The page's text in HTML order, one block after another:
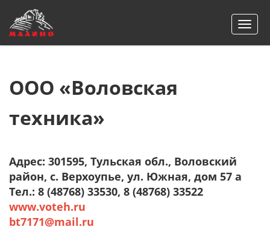
ООО «Воловская
техника»
Адрес: 301595, Тульская обл., Воловский
район, с. Верхоупье, ул. Южная, дом 57 а
Тел.: 8 (48768) 33530, 8 (48768) 33522
www.voteh.ru
bt7171@mail.ru